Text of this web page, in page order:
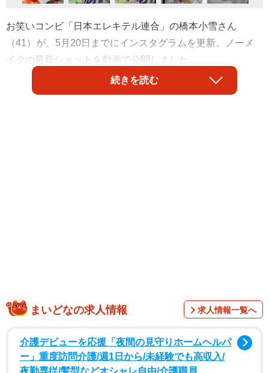
お笑いコンビ「日本エレキテル連合」の橋本小雪さん
（41）が、5月20日までにインスタグラムを更新。ノーメ
イクの最新ショットを動画で公開しました。
「悩み相談の最っっ低」と題した最新の投稿で、橋本さん
また、「～の難しいこと」のタイトルで「＃難しいことは
言わないでおばさん」「＃毎日」のタグを付け、日常の不
条理をぼやいたりもしています。
ネット上では、白塗りとのギャップに「本当に可愛いと思
続きを読む
まいどなの求人情報 求人情報一覧へ
介護デビューを応援「夜間の見守りホームヘルパ
ー」重度訪問介護/週1日から/未経験でも高収入/
夜勤専従/髪型などオシャレ自由/介護職員